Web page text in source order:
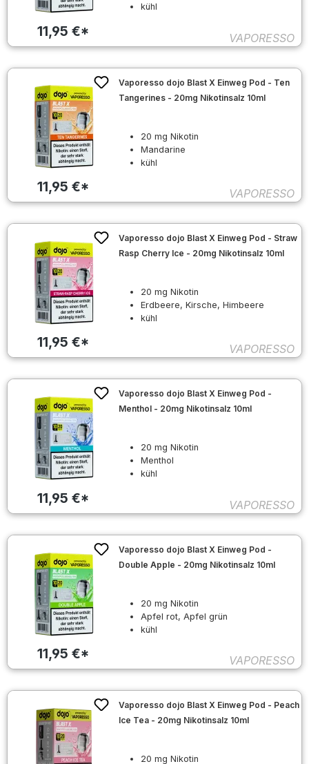
11,95 €*
kühl
VAPORESSO
11,95 €*
Vaporesso dojo Blast X Einweg Pod - Ten
Tangerines - 20mg Nikotinsalz 10ml
20 mg Nikotin
Mandarine
kühl
VAPORESSO
11,95 €*
Vaporesso dojo Blast X Einweg Pod - Straw
Rasp Cherry Ice - 20mg Nikotinsalz 10ml
20 mg Nikotin
Erdbeere, Kirsche, Himbeere
kühl
VAPORESSO
11,95 €*
Vaporesso dojo Blast X Einweg Pod -
Menthol - 20mg Nikotinsalz 10ml
20 mg Nikotin
Menthol
kühl
VAPORESSO
11,95 €*
Vaporesso dojo Blast X Einweg Pod -
Double Apple - 20mg Nikotinsalz 10ml
20 mg Nikotin
Apfel rot, Apfel grün
kühl
VAPORESSO
Vaporesso dojo Blast X Einweg Pod - Peach
Ice Tea - 20mg Nikotinsalz 10ml
20 mg Nikotin